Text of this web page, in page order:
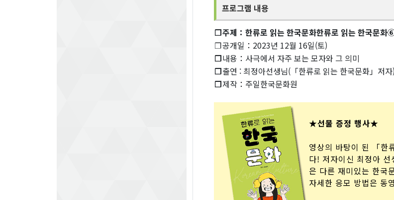
프로그램 내용
❐주제：한류로 읽는 한국문화한류로 읽는 한국문
❐공개일：2023년 12월 16일(토)
❐내용：사극에서 자주 보는 모자와 그 의미
❐출연 : 최정아선생님(「한류로 읽는 한국문화」저
❐제작：주일한국문화원
★선물 증정 행사★
영상의 바탕이 된 「한
다! 저자이신 최정아
은 다른 재미있는 한국
자세한 응모 방법은 동